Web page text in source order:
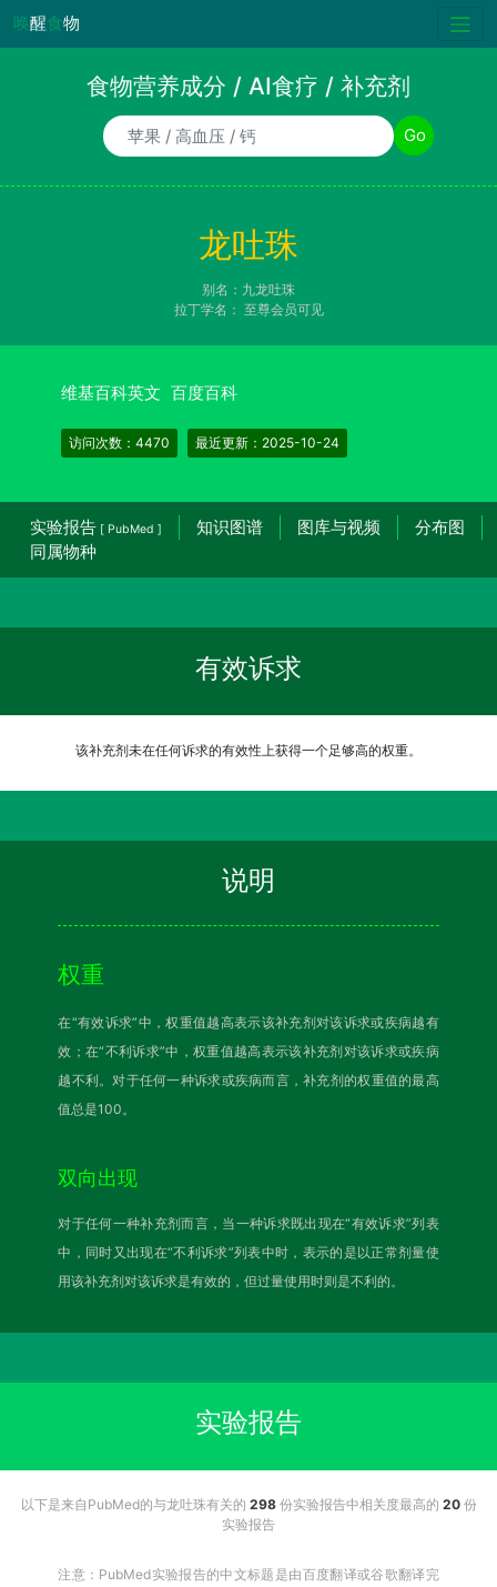
唤醒食物
食物营养成分 / AI食疗 / 补充剂
食物/AI食疗诉求/补充剂名称 Go
龙吐珠
别名：九龙吐珠
拉丁学名： 至尊会员可见
维基百科英文 百度百科
访问次数：4470 最近更新：2025-10-24
实验报告 [ PubMed ] 知识图谱 图库与视频
分布图
同属物种
有效诉求
该补充剂未在任何诉求的有效性上获得一个足够高的权重。
说明
权重
在“有效诉求”中，权重值越高表示该补充剂对该诉求或疾病越有
效；在“不利诉求”中，权重值越高表示该补充剂对该诉求或疾病
越不利。对于任何一种诉求或疾病而言，补充剂的权重值的最高
值总是100。
双向出现
对于任何一种补充剂而言，当一种诉求既出现在“有效诉求”列表
中，同时又出现在“不利诉求”列表中时，表示的是以正常剂量使
用该补充剂对该诉求是有效的，但过量使用时则是不利的。
实验报告
以下是来自PubMed的与龙吐珠有关的 298份实验报告中相关度最高的 20份
实验报告
注意：PubMed实验报告的中文标题是由百度翻译或谷歌翻译完